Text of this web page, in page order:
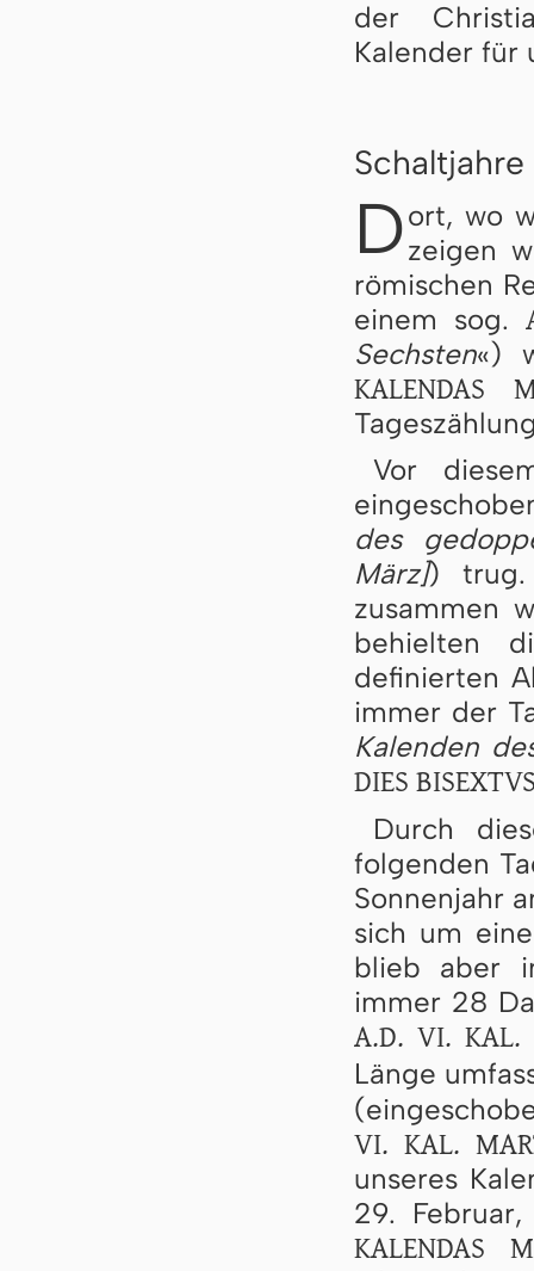
der
Kalender für
Schaltjahre
Dort, wo
zeigen
römischen
einem sog.
Sechsten«)
KALENDAS
Vor
des
März]) trug.
zusammen
behielten
definierten
immer der
Kalenden
DIES
Durch
folgenden
Sonnenjahr
sich um
blieb aber
immer 28
A.D. VI. KAL.
Länge
VI. KAL.
unseres
29.
KALENDAS